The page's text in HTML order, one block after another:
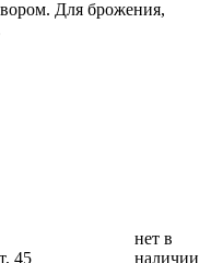
Для брожения,
45
нет в
наличии